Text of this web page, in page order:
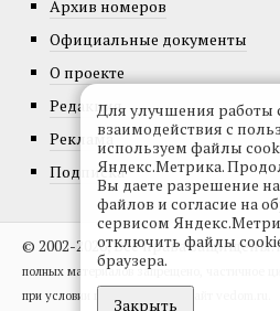
Архив номеров
Официальные документы
О проекте
Редакция
Реклама
Подписка
© 2002-2026, Все права защищены.
полных материалов запрещено, частичное
при условии гиперссылки на сайт vedom.ru.
Для улучшения работы
взаимодействия с
используем файлы
Яндекс.Метрика.
Вы даете разрешение
файлов и согласие на
сервисом
отключить файлы
браузера.
Закрыть